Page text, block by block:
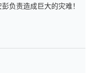
负责造成巨大的灾难！